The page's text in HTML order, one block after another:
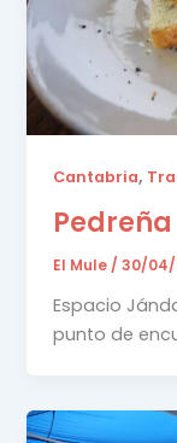
Cantabria,
El Mule /30/04/
Espacio
punto de